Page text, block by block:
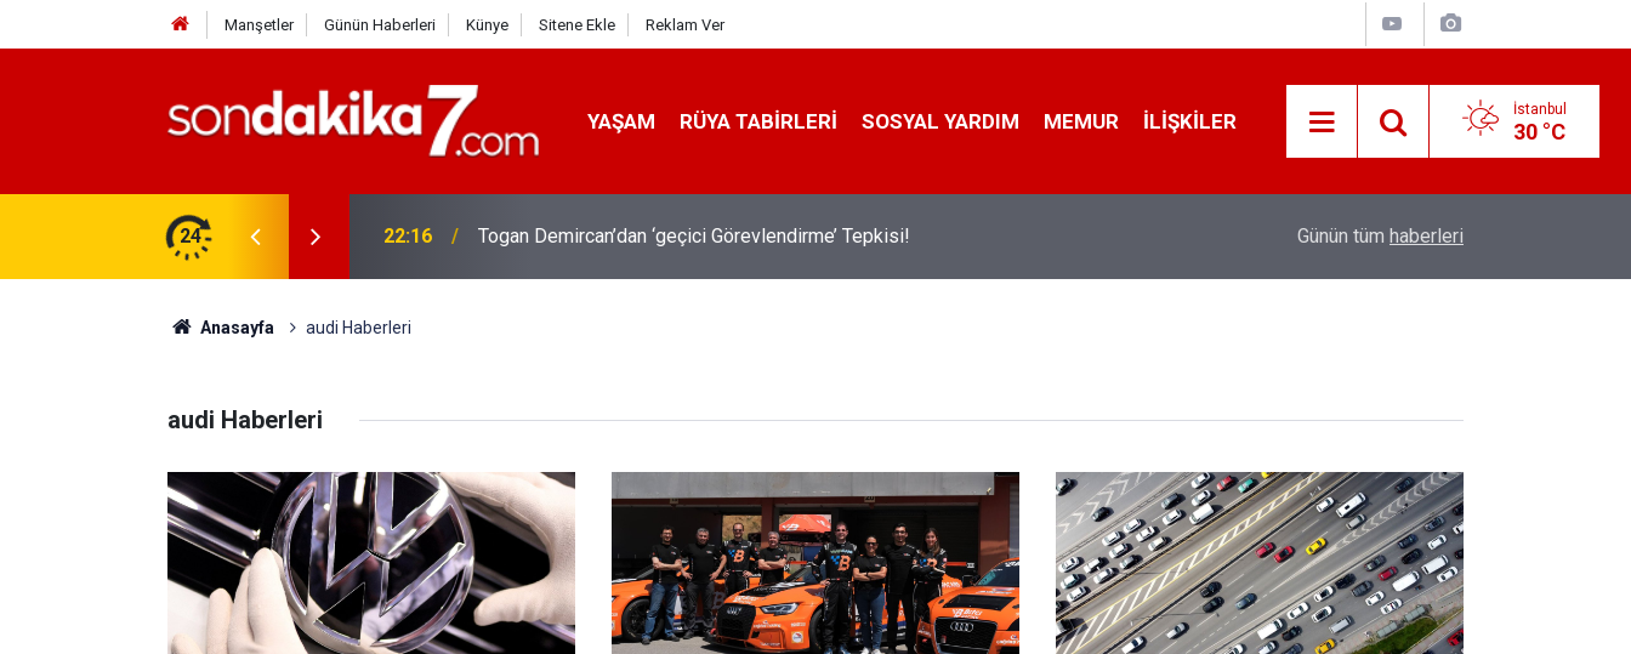
Manşetler Günün Haberleri Künye Sitene Ekle Reklam Ver
YAŞAM RÜYA TABIRLERI SOSYAL YARDIM MEMUR İLIŞKILER İstanbul
30 °C
24 19:32 Sıcak Havalarda Ödem Şikayetini Hafife Almayın! İ̇zmir 112’de Kan Donduran İ̇ddialar!
Günün tüm haberleri
Anasayfa audi Haberleri
audi Haberleri